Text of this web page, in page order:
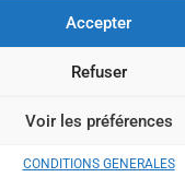
Accepter
Refuser
Voir les préférences
CONDITIONS GENERALES